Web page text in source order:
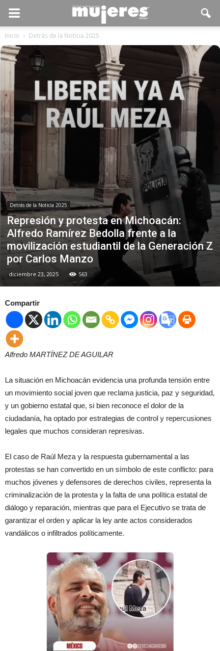
Inicio Detrás de la Noticia 2025
Detrás de la Noticia 2025
Represión y protesta en Michoacán:
Alfredo Ramírez Bedolla frente a la
movilización estudiantil de la Generación Z
por Carlos Manzo
diciembre 23, 2025 563
Compartir
Alfredo MARTÍNEZ DE AGUILAR
La situación en Michoacán evidencia una profunda tensión entre
un movimiento social joven que reclama justicia, paz y seguridad,
y un gobierno estatal que, si bien reconoce el dolor de la
ciudadanía, ha optado por estrategias de control y repercusiones
legales que muchos consideran represivas.
El caso de Raúl Meza y la respuesta gubernamental a las
protestas se han convertido en un símbolo de este conflicto: para
muchos jóvenes y defensores de derechos civiles, representa la
criminalización de la protesta y la falta de una política estatal de
diálogo y reparación, mientras que para el Ejecutivo se trata de
garantizar el orden y aplicar la ley ante actos considerados
vandálicos o infiltrados políticamente.